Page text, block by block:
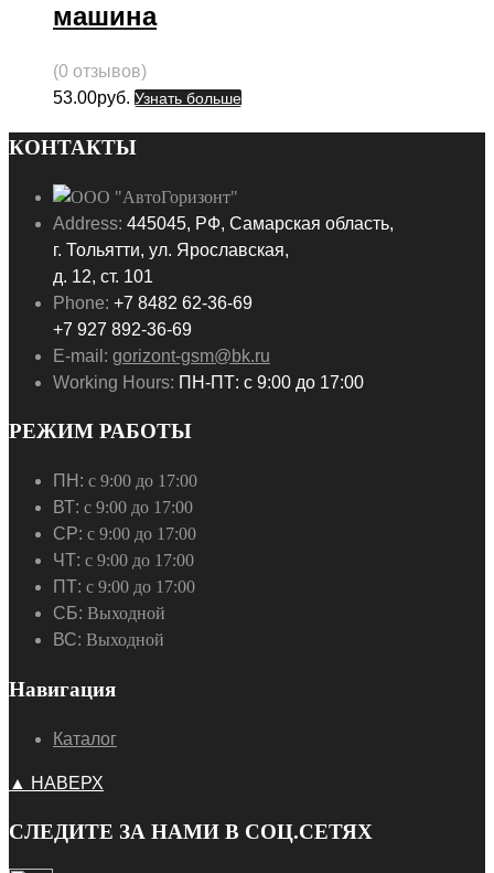
машина
(0 отзывов)
53.00руб. Узнать больше
КОНТАКТЫ
Address: 445045, РФ, Самарская область,
г. Тольятти, ул. Ярославская,
д. 12, ст. 101
Phone: +7 8482 62-36-69
+7 927 892-36-69
E-mail: gorizont-gsm@bk.ru
Working Hours: ПН-ПТ: с 9:00 до 17:00
РЕЖИМ РАБОТЫ
ПН: с 9:00 до 17:00
ВТ: с 9:00 до 17:00
СР: с 9:00 до 17:00
ЧТ: с 9:00 до 17:00
ПТ: с 9:00 до 17:00
СБ: Выходной
ВС: Выходной
Навигация
Каталог
▲ НАВЕРХ
СЛЕДИТЕ ЗА НАМИ В СОЦ.СЕТЯХ